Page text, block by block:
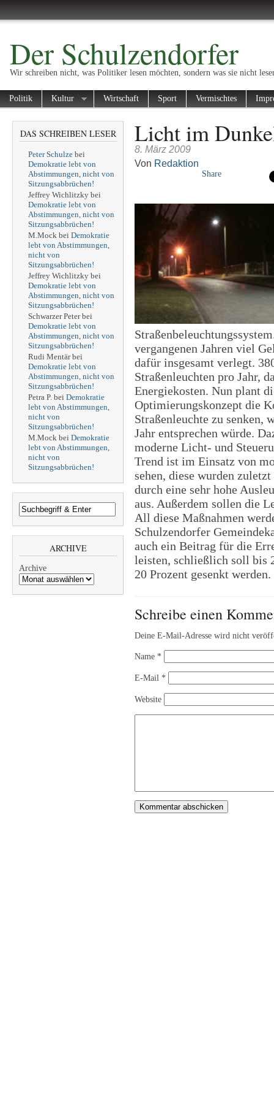
Der Schulzendorfer
Wir schreiben nicht, was Politiker lesen möchten, sondern was sie nicht
Politik Kultur Wirtschaft Sport Vermischtes
DAS SCHREIBEN LESER
Peter Schulze bei
Demokratie lebt von
Abstimmungen, nicht von
Sitzungsabbrüchen!
Jeffrey Wichlitzky bei
Demokratie lebt von
Abstimmungen, nicht von
Sitzungsabbrüchen!
M.Mock bei Demokratie
lebt von Abstimmungen,
nicht von
Sitzungsabbrüchen!
Jeffrey Wichlitzky bei
Demokratie lebt von
Abstimmungen, nicht von
Sitzungsabbrüchen!
Schwarzer Peterbei
Demokratie lebt von
Abstimmungen, nicht von
Sitzungsabbrüchen!
Rudi Mentärbei
Demokratie lebt von
Abstimmungen, nicht von
Sitzungsabbrüchen!
Petra P. bei Demokratie
lebt von Abstimmungen,
nicht von
Sitzungsabbrüchen!
M.Mock bei Demokratie
lebt von Abstimmungen,
nicht von
Sitzungsabbrüchen!
ARCHIVE
Archive
Licht im
8. März 2009
Von Redaktion
Share
vergangenen Jahren viel
dafür insgesamt verlegt.
Straßenleuchten pro Jahr,
Energiekosten. Nun plant
Optimierungskonzept die
Straßenleuchte zu senken,
Jahr entsprechen würde.
moderne Licht- und
Trend ist im Einsatz von
sehen, diese wurden
durch eine sehr hohe
aus. Außerdem sollen die
All diese Maßnahmen
Schulzendorfer
auch ein Beitrag für die
leisten, schließlich soll bis
20 Prozent gesenkt werden.
Schreibe einen
Deine E-Mail-Adresse wird nicht
Name *
E-Mail *
Website